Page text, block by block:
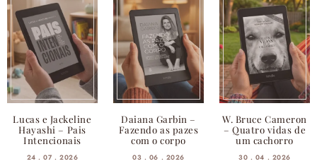
Lucas e Jackeline
Hayashi – Pais
Intencionais
24 . 07 . 2026
Daiana Garbin –
Fazendo as pazes
com o corpo
03 . 06 . 2026
W. Bruce Cameron
– Quatro vidas de
um cachorro
30 . 04 . 2026